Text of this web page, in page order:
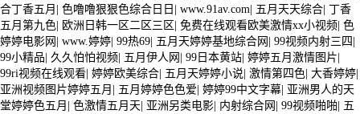
大棚鍍鋅管作為一種優(yōu)質的結構材料，在農業
(yè)，園藝，溫室等領域發(fā)揮著重要作用。了解其分
類，性能特點，應用及維護保養(yǎng)等方面的知識，有助
于我們更好地使用和管理大棚鍍鋅管，提高農業(yè)生產效
合丁香五月 | 色噜噜狠狠色综合日日 | www.91av.com| 五月天天综合| 丁香
五月第九色| 欧洲日韩一区二区三区| 免费在线观看欧美激情xx小视频| 色
婷婷电影网 | www.婷婷| 99热69| 五月天婷婷基地综合网 | 99视频内射三四 |
99小精品| 久久怕怕视频| 五月伊人网 | 99日本黄站| 婷婷五月激情图片|
99ri视频在线观看| 婷婷欧美综合| 五月天婷婷小说| 激情第四色| 大香婷婷|
亚洲视频图片婷婷五月 | 五月婷婷色色爱| 婷婷99中文字幕| 亚洲男人的天
堂婷婷色五月 | 色激情五月天| 亚洲另类电影| 内射综合网 | 99视频啪啪| 五